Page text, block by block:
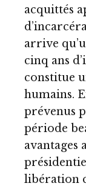
acquittés
arrive
cinq ans
constitue
humains.
prévenus
période
avantages
libération